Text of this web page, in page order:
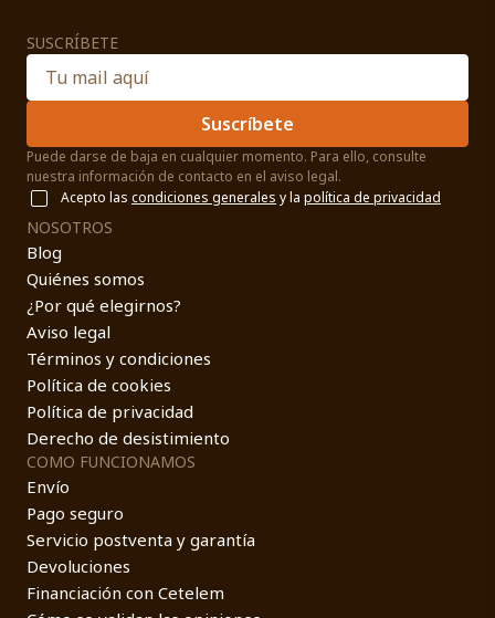
SUSCRÍBETE
Suscríbete
Puede darse de baja en cualquier momento. Para ello, consulte
nuestra información de contacto en el aviso legal.
Acepto las condiciones generales y la política de privacidad
NOSOTROS
Blog
Quiénes somos
¿Por qué elegirnos?
Aviso legal
Términos y condiciones
Política de cookies
Política de privacidad
Derecho de desistimiento
COMO FUNCIONAMOS
Envío
Pago seguro
Servicio postventa y garantía
Devoluciones
Financiación con Cetelem